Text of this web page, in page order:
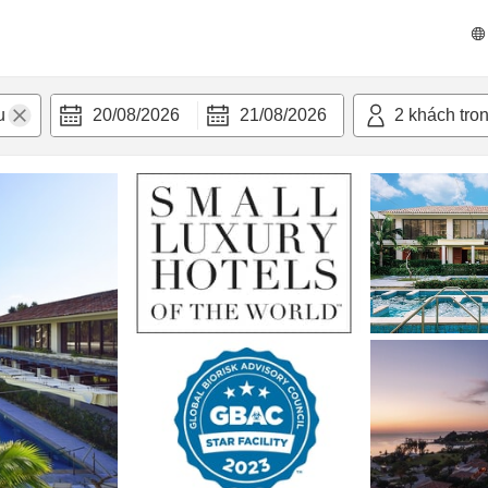
20/08/2026 21/08/2026 2 khách
bật Tiện nghi